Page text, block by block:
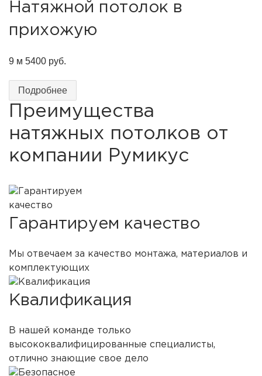
Натяжной потолок в
прихожую
9 м 5400 руб.
Подробнее
Преимущества
натяжных потолков от
компании Румикус
Гарантируем качество
Мы отвечаем за качество монтажа, материалов и
комплектующих
Квалификация
В нашей команде только
высококвалифицированные специалисты,
отлично знающие свое дело